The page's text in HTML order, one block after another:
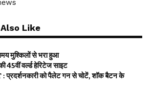
Like
मुश्किलों से भरा हुआ
वर्ल्ड हेरिटेज साइट
प्रदर्शनकारी को पैलेट गन से चोटें, शॉक बैटन के